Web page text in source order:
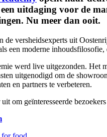
uitdaging voor de
Nu meer dan ooit.
versheidsexperts uit
een moderne
werd live uitgezonden.
uitgenodigd om de
en partners te verbeteren.
geïnteresseerde